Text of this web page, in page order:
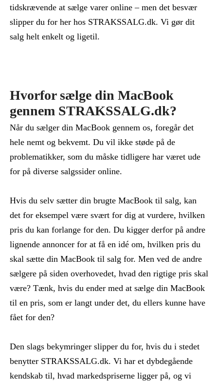
tidskrævende at sælge varer online – men det besvær
slipper du for her hos STRAKSSALG.dk. Vi gør dit
salg helt enkelt og ligetil.
Hvorfor sælge din MacBook
gennem STRAKSSALG.dk?
Når du sælger din MacBook gennem os, foregår det
hele nemt og bekvemt. Du vil ikke støde på de
problematikker, som du måske tidligere har været ude
for på diverse salgssider online.
Hvis du selv sætter din brugte MacBook til salg, kan
det for eksempel være svært for dig at vurdere, hvilken
pris du kan forlange for den. Du kigger derfor på andre
lignende annoncer for at få en idé om, hvilken pris du
skal sætte din MacBook til salg for. Men ved de andre
sælgere på siden overhovedet, hvad den rigtige pris skal
være? Tænk, hvis du ender med at sælge din MacBook
til en pris, som er langt under det, du ellers kunne have
fået for den?
Den slags bekymringer slipper du for, hvis du i stedet
benytter STRAKSSALG.dk. Vi har et dybdegående
kendskab til, hvad markedspriserne ligger på, og vi